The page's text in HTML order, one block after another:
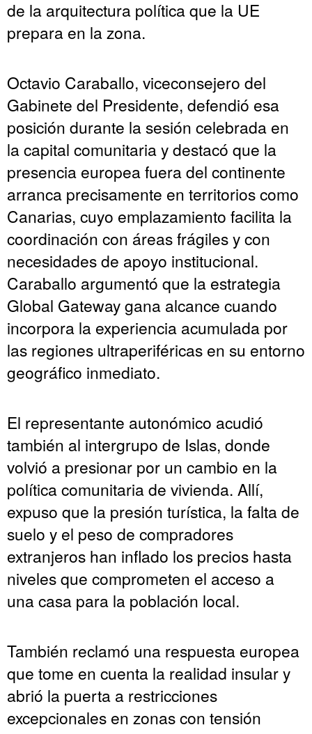
de la arquitectura política que la UE
prepara en la zona.
Octavio Caraballo, viceconsejero del
Gabinete del Presidente, defendió esa
posición durante la sesión celebrada en
la capital comunitaria y destacó que la
presencia europea fuera del continente
arranca precisamente en territorios como
Canarias, cuyo emplazamiento facilita la
coordinación con áreas frágiles y con
necesidades de apoyo institucional.
Caraballo argumentó que la estrategia
Global Gateway gana alcance cuando
incorpora la experiencia acumulada por
las regiones ultraperiféricas en su entorno
geográfico inmediato.
El representante autonómico acudió
también al intergrupo de Islas, donde
volvió a presionar por un cambio en la
política comunitaria de vivienda. Allí,
expuso que la presión turística, la falta de
suelo y el peso de compradores
extranjeros han inflado los precios hasta
niveles que comprometen el acceso a
una casa para la población local.
También reclamó una respuesta europea
que tome en cuenta la realidad insular y
abrió la puerta a restricciones
excepcionales en zonas con tensión